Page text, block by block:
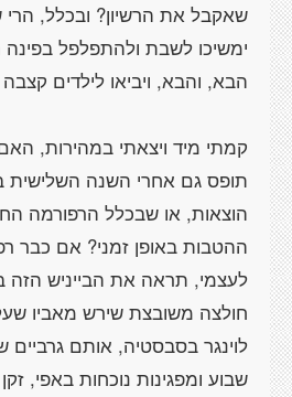
שאקבל את הרשיון? ובכלל, הרי
ימשיכו לשבת ולהתפלפל
קמתי מיד ויצאתי במהירות,
תופס גם אחרי השנה השלישית
הוצאות, או שבכלל הרפורמה
ההטבות באופן זמני? אם כבר
לעצמי, תראה את הבייניש הזה
חולצה משובצת שירש מאביו
לוינגר בסבסטיה, אותם גרביים
שבוע ומפגינות נוכחות באפי,